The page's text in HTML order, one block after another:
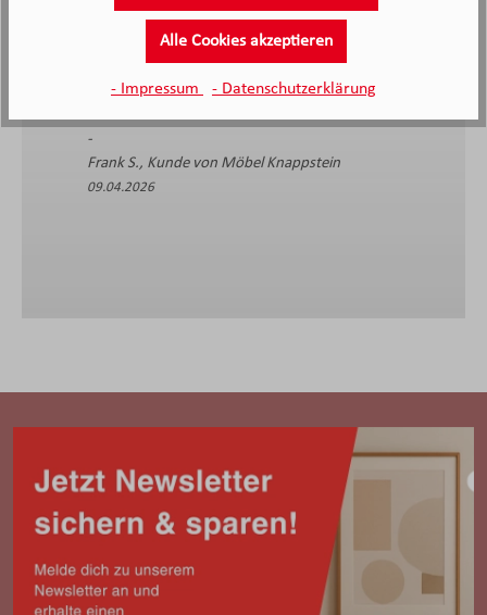
Sehr nette Mitarbeiter; von der Beratung bis zum
Aufbau.
Frank S., Kunde von Möbel Knappstein
09.04.2026
Alle Cookies akzeptieren
- Impressum - Datenschutzerklärung